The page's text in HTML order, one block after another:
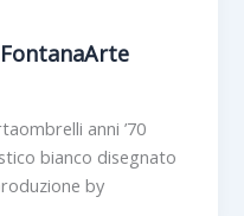
anni ’70
bianco disegnato
by